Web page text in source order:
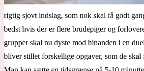
rigtig sjovt indslag, som nok skal få godt
bedst hvis der er flere brudepiger og
grupper skal nu dyste mod hinanden i en
bliver stillet forskellige opgaver, som de skal